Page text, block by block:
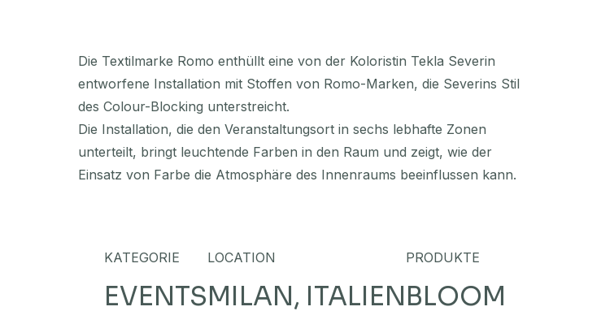
Die Textilmarke Romo enthüllt eine von der Koloristin Tekla Severin
entworfene Installation mit Stoffen von Romo-Marken, die Severins Stil
des Colour-Blocking unterstreicht.
Die Installation, die den Veranstaltungsort in sechs lebhafte Zonen
unterteilt, bringt leuchtende Farben in den Raum und zeigt, wie der
Einsatz von Farbe die Atmosphäre des Innenraums beeinflussen kann.
KATEGORIE
EVENTS
LOCATION
MILAN, ITALIEN
PRODUKTE
BLOOM